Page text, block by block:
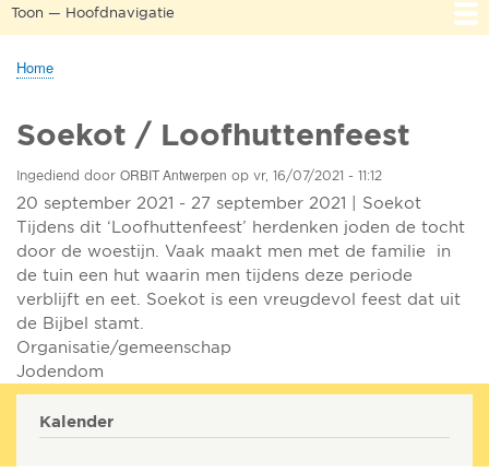
Hoofdnavigatie
Toon — Hoofdnavigatie
Home
OVER PAREL
PROJECTEN
AANBOD
CONTACT
NETWERK
KENNIS
KALENDER
Kruimelpad
Home
Soekot / Loofhuttenfeest
Ingediend door ORBIT Antwerpen op vr, 16/07/2021 - 11:12
20 september 2021 - 27 september 2021 | Soekot
Tijdens dit ‘Loofhuttenfeest’ herdenken joden de tocht
door de woestijn. Vaak maakt men met de familie in
de tuin een hut waarin men tijdens deze periode
verblijft en eet. Soekot is een vreugdevol feest dat uit
de Bijbel stamt.
Organisatie/gemeenschap
Jodendom
Kalender